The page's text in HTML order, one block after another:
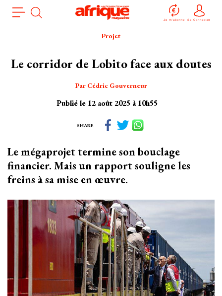
Je m'abonne Se Connecter
Projet
Le corridor de Lobito face aux doutes
Par Cédric Gouverneur
Publié le 12 août 2025 à 10h55
SHARE
Le mégaprojet termine son bouclage
financier. Mais un rapport souligne les
freins à sa mise en œuvre.
Panneau de gestion des cookies